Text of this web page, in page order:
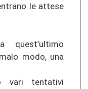
le attese
quest’ultimo
modo, una
vari tentativi